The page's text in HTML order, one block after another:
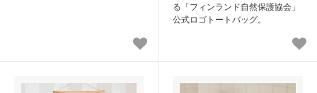
る「フィンランド自然保護協会」
公式ロゴトートバッグ。